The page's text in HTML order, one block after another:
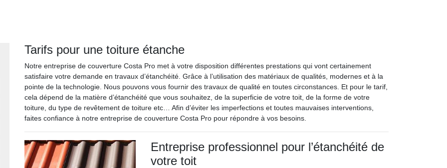
Tarifs pour une toiture étanche
Notre entreprise de couverture Costa Pro met à votre disposition différentes prestations qui vont certainement
satisfaire votre demande en travaux d’étanchéité. Grâce à l’utilisation des matériaux de qualités, modernes et à la
pointe de la technologie. Nous pouvons vous fournir des travaux de qualité en toutes circonstances. Et pour le tarif,
cela dépend de la matière d’étanchéité que vous souhaitez, de la superficie de votre toit, de la forme de votre
toiture, du type de revêtement de toiture etc… Afin d’éviter les imperfections et toutes mauvaises interventions,
faites confiance à notre entreprise de couverture Costa Pro pour répondre à vos besoins.
Entreprise professionnel pour l’étanchéité de
votre toit